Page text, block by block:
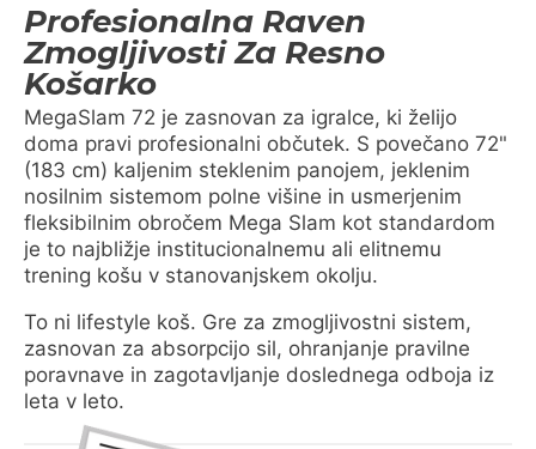
Profesionalna Raven
Zmogljivosti Za Resno
Košarko
MegaSlam 72 je zasnovan za igralce, ki želijo
doma pravi profesionalni občutek. S povečano 72"
(183 cm) kaljenim steklenim panojem, jeklenim
nosilnim sistemom polne višine in usmerjenim
fleksibilnim obročem Mega Slam kot standardom
je to najbližje institucionalnemu ali elitnemu
trening košu v stanovanjskem okolju.
To ni lifestyle koš. Gre za zmogljivostni sistem,
zasnovan za absorpcijo sil, ohranjanje pravilne
poravnave in zagotavljanje doslednega odboja iz
leta v leto.